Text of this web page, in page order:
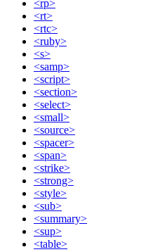
<rp>
<rt>
<rtc>
<ruby>
<s>
<samp>
<script>
<section>
<select>
<small>
<source>
<spacer>
<span>
<strike>
<strong>
<style>
<sub>
<summary>
<sup>
<table>